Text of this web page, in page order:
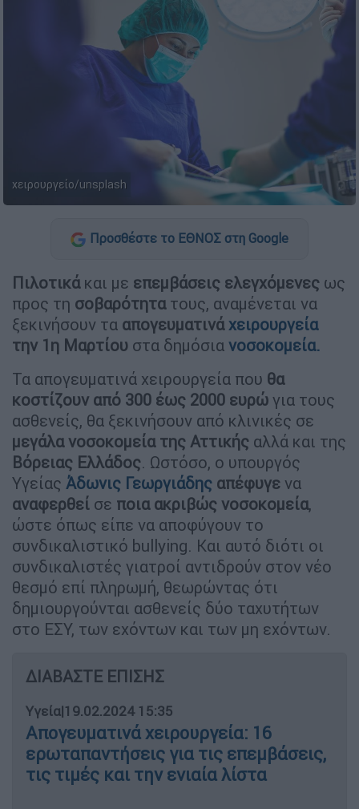
χειρουργείο/unsplash
Προσθέστε το ΕΘΝΟΣ στη Google
Πιλοτικάκαι με επεμβάσεις ελεγχόμενες ως
προς τη σοβαρότητατους, αναμένεται να
ξεκινήσουν τα απογευματινάχειρουργεία
την 1η Μαρτίου στα δημόσια νοσοκομεία.
Τα απογευματινά χειρουργεία που θα
κοστίζουν από 300 έως 2000 ευρώ για τους
ασθενείς, θα ξεκινήσουν από κλινικές σε
μεγάλα νοσοκομεία της Αττικής αλλά και της
Βόρειας Ελλάδος. Ωστόσο, ο υπουργός
Υγείας Άδωνις Γεωργιάδης απέφυγε να
αναφερθεί σε ποια ακριβώς νοσοκομεία,
ώστε όπως είπε να αποφύγουν το
συνδικαλιστικό bullying. Και αυτό διότι οι
συνδικαλιστές γιατροί αντιδρούν στον νέο
θεσμό επί πληρωμή, θεωρώντας ότι
δημιουργούνται ασθενείς δύο ταχυτήτων
στο ΕΣΥ, των εχόντων και των μη εχόντων.
ΔΙΑΒΑΣΤΕ ΕΠΙΣΗΣ
Υγεία|19.02.2024 15:35
Απογευματινά χειρουργεία: 16
ερωταπαντήσεις για τις επεμβάσεις,
τις τιμές και την ενιαία λίστα